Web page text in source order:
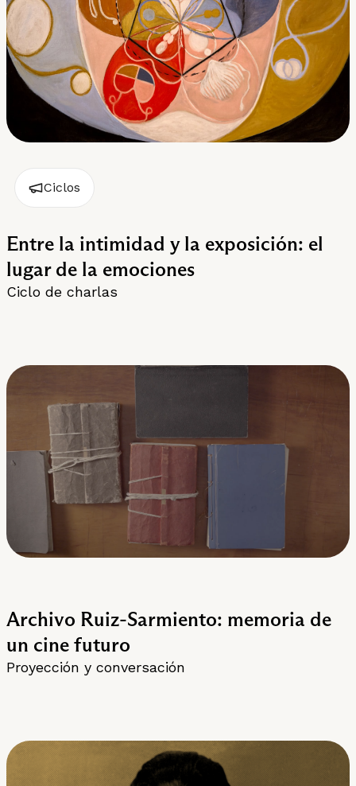
Ciclos
Entre la intimidad y la exposición: el
lugar de la emociones
Ciclo de charlas
Archivo Ruiz-Sarmiento: memoria de
un cine futuro
Proyección y conversación